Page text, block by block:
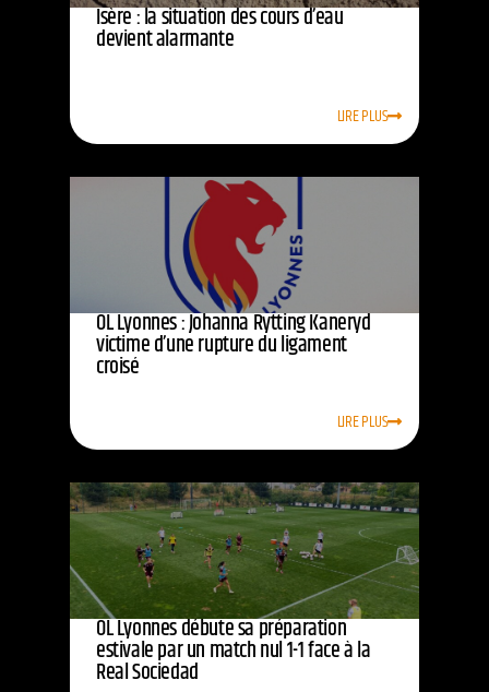
Isère : la situation des cours d’eau
devient alarmante
LIRE PLUS
OL Lyonnes : Johanna Rytting Kaneryd
victime d’une rupture du ligament
croisé
LIRE PLUS
OL Lyonnes débute sa préparation
estivale par un match nul 1-1 face à la
Real Sociedad